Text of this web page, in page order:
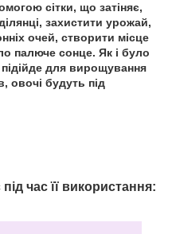
сітки, що затіняє,
захистити урожай,
очей, створити місце
палюче сонце. Як і було
для вирощування
овочі будуть під
час її використання: